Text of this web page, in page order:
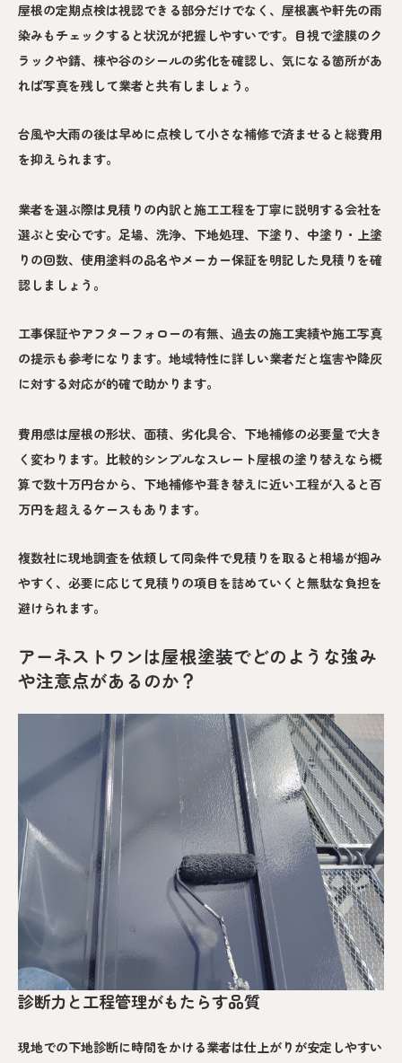
屋根の定期点検は視認できる部分だけでなく、屋根裏や軒先の雨
染みもチェックすると状況が把握しやすいです。目視で塗膜のク
ラックや錆、棟や谷のシールの劣化を確認し、気になる箇所があ
れば写真を残して業者と共有しましょう。
台風や大雨の後は早めに点検して小さな補修で済ませると総費用
を抑えられます。
業者を選ぶ際は見積りの内訳と施工工程を丁寧に説明する会社を
選ぶと安心です。足場、洗浄、下地処理、下塗り、中塗り・上塗
りの回数、使用塗料の品名やメーカー保証を明記した見積りを確
認しましょう。
工事保証やアフターフォローの有無、過去の施工実績や施工写真
の提示も参考になります。地域特性に詳しい業者だと塩害や降灰
に対する対応が的確で助かります。
費用感は屋根の形状、面積、劣化具合、下地補修の必要量で大き
く変わります。比較的シンプルなスレート屋根の塗り替えなら概
算で数十万円台から、下地補修や葺き替えに近い工程が入ると百
万円を超えるケースもあります。
複数社に現地調査を依頼して同条件で見積りを取ると相場が掴み
やすく、必要に応じて見積りの項目を詰めていくと無駄な負担を
避けられます。
アーネストワンは屋根塗装でどのような強み
や注意点があるのか？
診断力と工程管理がもたらす品質
現地での下地診断に時間をかける業者は仕上がりが安定しやすい